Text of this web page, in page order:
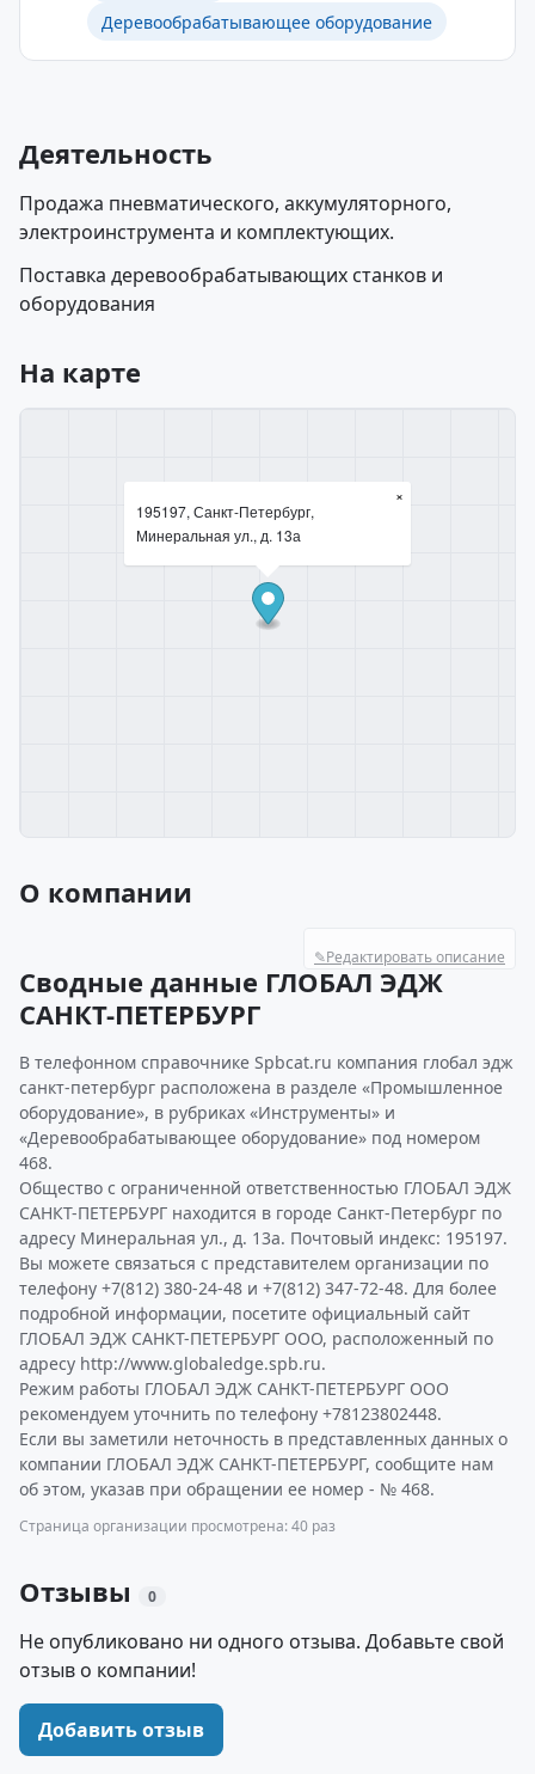
Деревообрабатывающее оборудование
Деятельность
Продажа пневматического, аккумуляторного,
электроинструмента и комплектующих.
Поставка деревообрабатывающих станков и
оборудования
На карте
195197, Санкт-Петербург,
Минеральная ул., д. 13а
×
О компании
✎Редактировать описание
Сводные данные ГЛОБАЛ ЭДЖ
САНКТ-ПЕТЕРБУРГ
В телефонном справочнике Spbcat.ru компания глобал эдж
санкт-петербург расположена в разделе «Промышленное
оборудование», в рубриках «Инструменты» и
«Деревообрабатывающее оборудование» под номером
468.
Общество с ограниченной ответственностью ГЛОБАЛ ЭДЖ
САНКТ-ПЕТЕРБУРГ находится в городе Санкт-Петербург по
адресу Минеральная ул., д. 13а. Почтовый индекс: 195197.
Вы можете связаться с представителем организации по
телефону +7(812) 380-24-48 и +7(812) 347-72-48. Для более
подробной информации, посетите официальный сайт
ГЛОБАЛ ЭДЖ САНКТ-ПЕТЕРБУРГ ООО, расположенный по
адресу http://www.globaledge.spb.ru.
Режим работы ГЛОБАЛ ЭДЖ САНКТ-ПЕТЕРБУРГ ООО
рекомендуем уточнить по телефону +78123802448.
Если вы заметили неточность в представленных данных о
компании ГЛОБАЛ ЭДЖ САНКТ-ПЕТЕРБУРГ, сообщите нам
об этом, указав при обращении ее номер - № 468.
Страница организации просмотрена: 40 раз
Отзывы 0
Не опубликовано ни одного отзыва. Добавьте свой
отзыв о компании!
Добавить отзыв